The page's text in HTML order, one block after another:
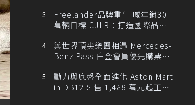
Freelander品牌重生 喊年銷30
萬輛目標 CJLR：打造國際品牌
與世界頂尖樂團相遇 Mercedes-
Benz Pass 白金會員優先購票維
動力與底盤全面進化 Aston Mart
in DB12 S 售 1,488 萬元起正式